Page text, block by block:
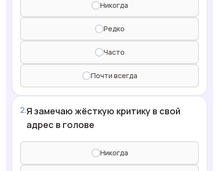
Никогда
Редко
Часто
Почти всегда
Я замечаю жёсткую критику в свой
адрес в голове
Никогда